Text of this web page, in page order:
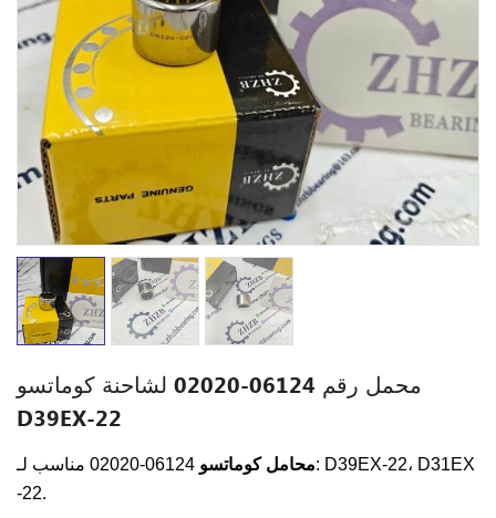
محمل رقم 06124-02020 لشاحنة كوماتسو
D39EX-22
محامل كوماتسو06124-02020 مناسب لـ: D39EX-22، D31EX
-22.